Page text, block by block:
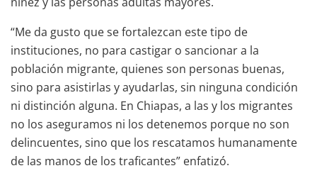
“Me da gusto que se fortalezcan este tipo de
instituciones, no para castigar o sancionar a la
población migrante, quienes son personas buenas,
sino para asistirlas y ayudarlas, sin ninguna condición
ni distinción alguna. En Chiapas, a las y los migrantes
no los aseguramos ni los detenemos porque no son
delincuentes, sino que los rescatamos humanamente
de las manos de los traficantes” enfatizó.